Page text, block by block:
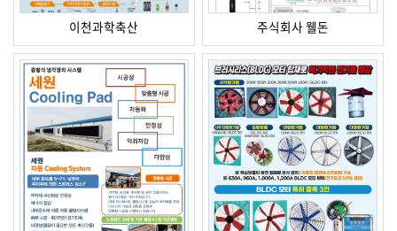
이천과학축산 주식회사 웰돈